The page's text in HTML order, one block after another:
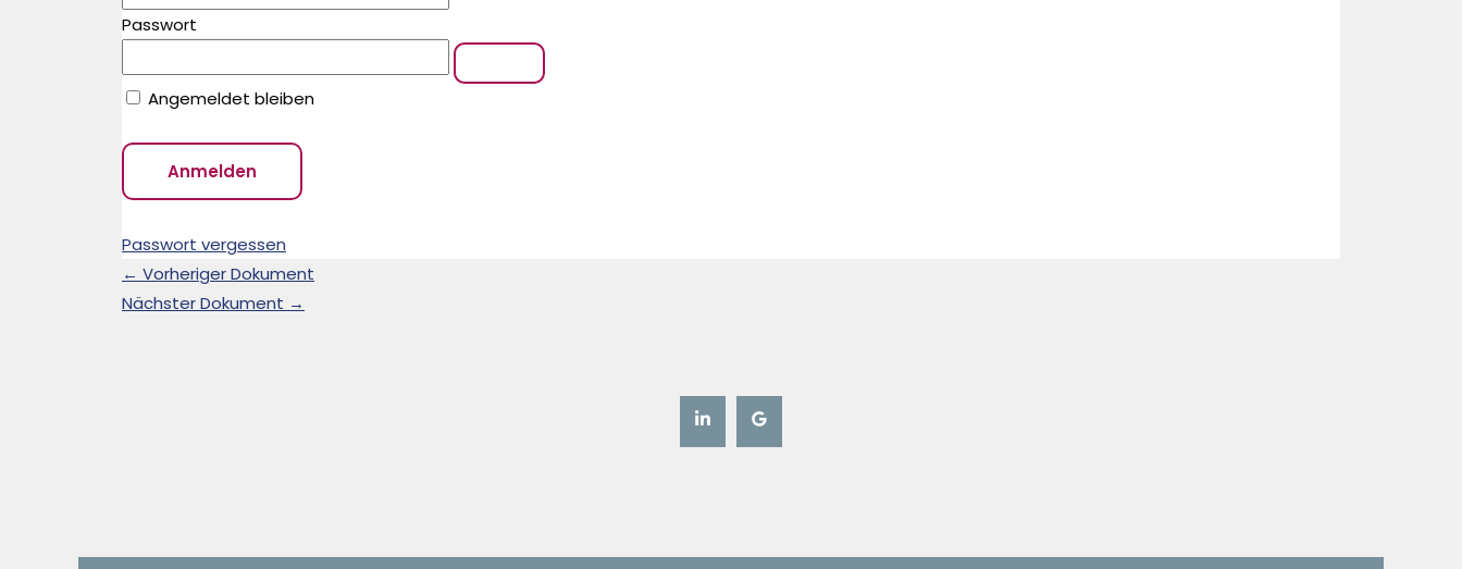
Passwort
Angemeldet bleiben
Passwort vergessen
← Vorheriger Dokument
Nächster Dokument →